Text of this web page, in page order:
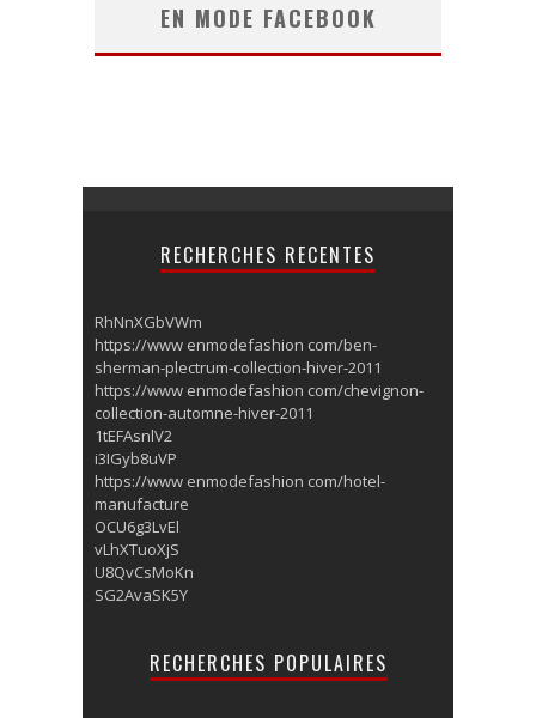
EN MODE FACEBOOK
RECHERCHES RECENTES
RhNnXGbVWm
https://www enmodefashion com/ben-
sherman-plectrum-collection-hiver-2011
https://www enmodefashion com/chevignon-
collection-automne-hiver-2011
1tEFAsnlV2
i3IGyb8uVP
https://www enmodefashion com/hotel-
manufacture
OCU6g3LvEl
vLhXTuoXjS
U8QvCsMoKn
SG2AvaSK5Y
RECHERCHES POPULAIRES